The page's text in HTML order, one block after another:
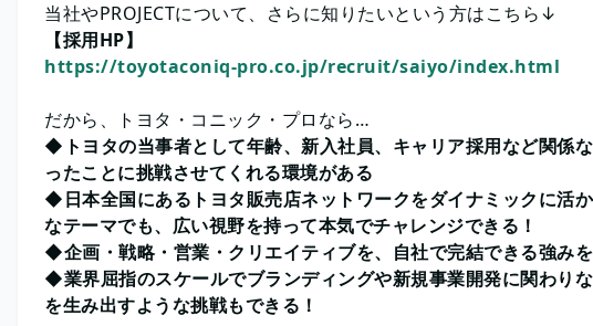
当社やPROJECTについて、さらに知りたいという方はこちら↓
【採用HP】
https://toyotaconiq-pro.co.jp/recruit/saiyo/index.html
だから、トヨタ・コニック・プロなら…
◆トヨタの当事者として年齢、新入社員、キャリア採用など関係
ったことに挑戦させてくれる環境がある
◆日本全国にあるトヨタ販売店ネットワークをダイナミックに活
なテーマでも、広い視野を持って本気でチャレンジできる！
◆企画・戦略・営業・クリエイティブを、自社で完結できる強
◆業界屈指のスケールでブランディングや新規事業開発に関わり
を生み出すような挑戦もできる！